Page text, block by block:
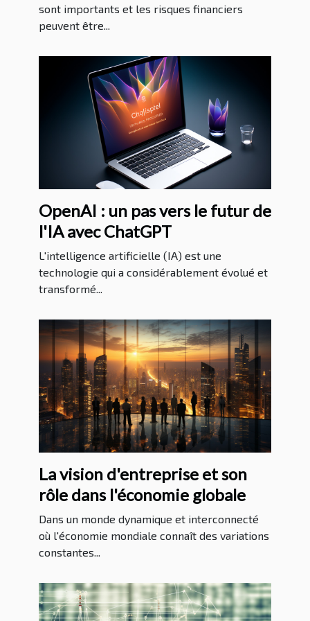
sont importants et les risques financiers
peuvent être...
OpenAI : un pas vers le futur de
l'IA avec ChatGPT
L'intelligence artificielle (IA) est une
technologie qui a considérablement évolué et
transformé...
La vision d'entreprise et son
rôle dans l'économie globale
Dans un monde dynamique et interconnecté
où l'économie mondiale connaît des variations
constantes...